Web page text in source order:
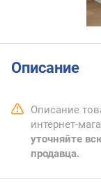
Описание
Описание
интернет-
уточняйте
продавца.